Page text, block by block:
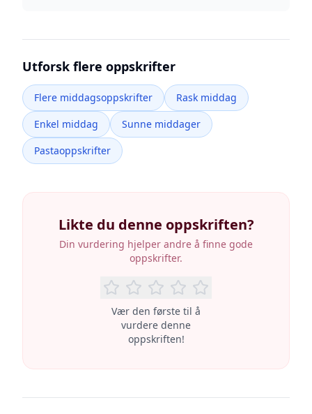
Utforsk flere oppskrifter
Flere middagsoppskrifter
Rask middag
Enkel middag
Sunne middager
Pastaoppskrifter
Likte du denne oppskriften?
Din vurdering hjelper andre å finne gode
oppskrifter.
Vær den første til å
vurdere denne
oppskriften!